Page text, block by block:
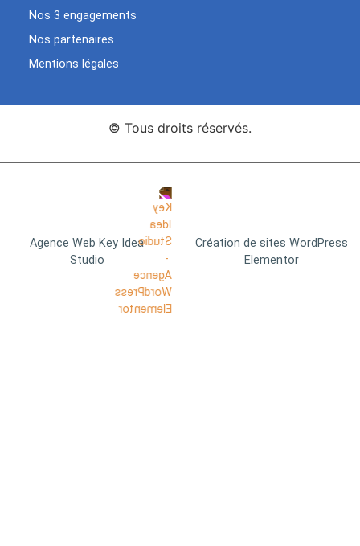
Nos 3 engagements
Nos partenaires
Mentions légales
© Tous droits réservés.
Agence Web Key Idea
Studio
Création de sites WordPress
Elementor